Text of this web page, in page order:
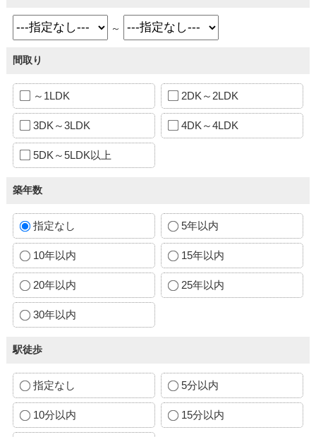
～
間取り
～1LDK 2DK～2LDK
3DK～3LDK 4DK～4LDK
5DK～5LDK以上
築年数
指定なし 5年以内
10年以内 15年以内
20年以内 25年以内
30年以内
駅徒歩
指定なし 5分以内
10分以内 15分以内